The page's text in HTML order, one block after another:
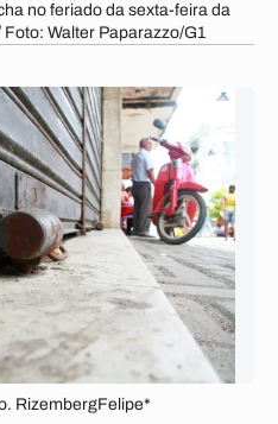
no feriado da sexta-feira da
Walter Paparazzo/G1
RizembergFelipe*